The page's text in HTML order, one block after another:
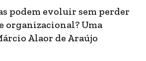
podem evoluir sem perder
organizacional? Uma
Alaor de Araújo